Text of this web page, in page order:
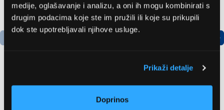
medije, oglašavanje i analizu, a oni ih mogu kombinirati s
drugim podacima koje ste im pružili ili koje su prikupili
dok ste upotrebljavali njihove usluge.
Prikaži detalje
Doprinos
LG GBBSJ10EPY
Bosch
AdvancedAquatak 160